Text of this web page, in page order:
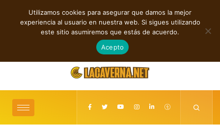
TENDENCIAS
Grainville Train acelera con Cowboy Cadillac
agosto 6, 2026
Utilizamos cookies para asegurar que damos la mejor
experiencia al usuario en nuestra web. Si sigues utilizando
este sitio asumiremos que estás de acuerdo.
Acepto